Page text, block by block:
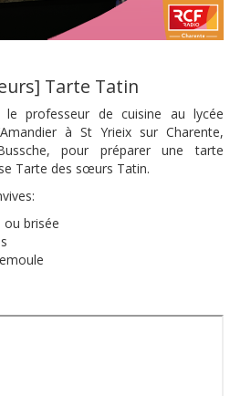
Tarte Tatin
professeur de cuisine au lycée
à St Yrieix sur Charente,
pour préparer une tarte
Tarte des sœurs Tatin.
ou brisée